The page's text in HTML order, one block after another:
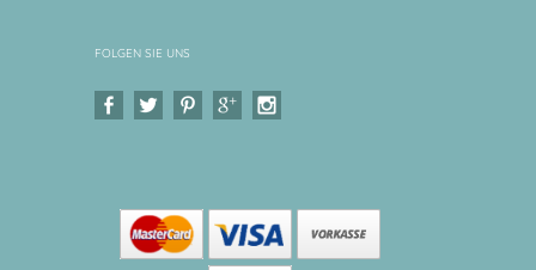
FOLGEN SIE UNS